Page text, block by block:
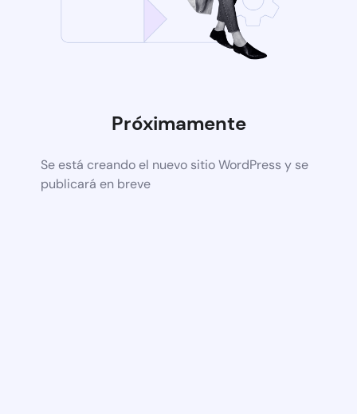
Próximamente
Se está creando el nuevo sitio WordPress y se
publicará en breve